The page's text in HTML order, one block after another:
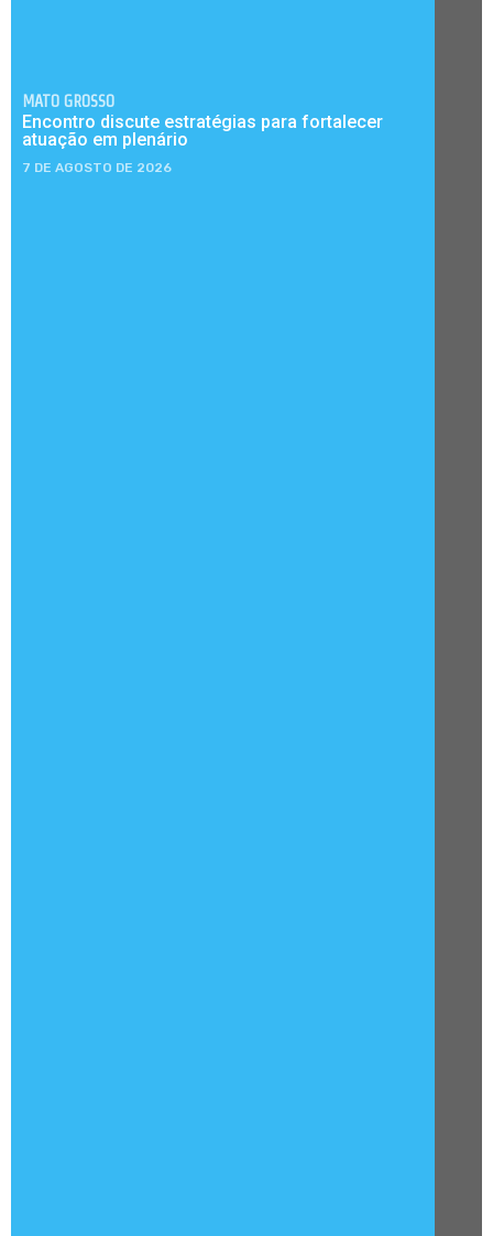
MATO GROSSO
Encontro discute estratégias para fortalecer
atuação em plenário
7 DE AGOSTO DE 2026